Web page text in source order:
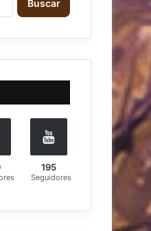
195
Seguidores